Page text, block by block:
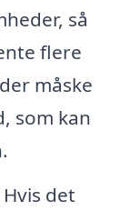
så
flere
måske
som kan
Hvis det